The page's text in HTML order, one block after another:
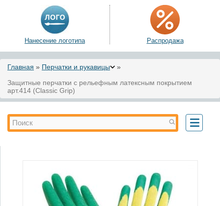
Нанесение логотипа Распродажа
Вы здесь
Главная » Перчатки и рукавицы
»
Защитные перчатки с рельефным латексным покрытием
арт.414 (Classic Grip)
Форма поиска
Поиск
Toggle